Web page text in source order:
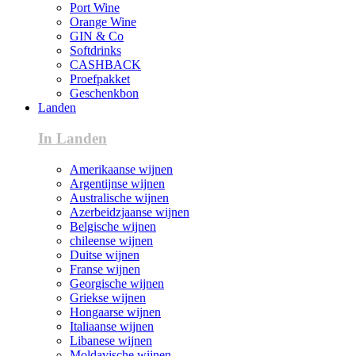
Port Wine
Orange Wine
GIN & Co
Softdrinks
CASHBACK
Proefpakket
Geschenkbon
Landen
In Landen
Amerikaanse wijnen
Argentijnse wijnen
Australische wijnen
Azerbeidzjaanse wijnen
Belgische wijnen
chileense wijnen
Duitse wijnen
Franse wijnen
Georgische wijnen
Griekse wijnen
Hongaarse wijnen
Italiaanse wijnen
Libanese wijnen